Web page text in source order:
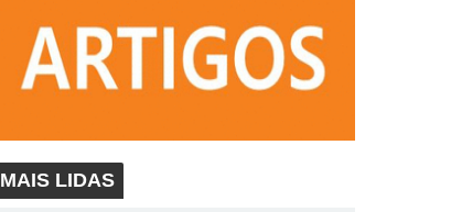
MAIS LIDAS